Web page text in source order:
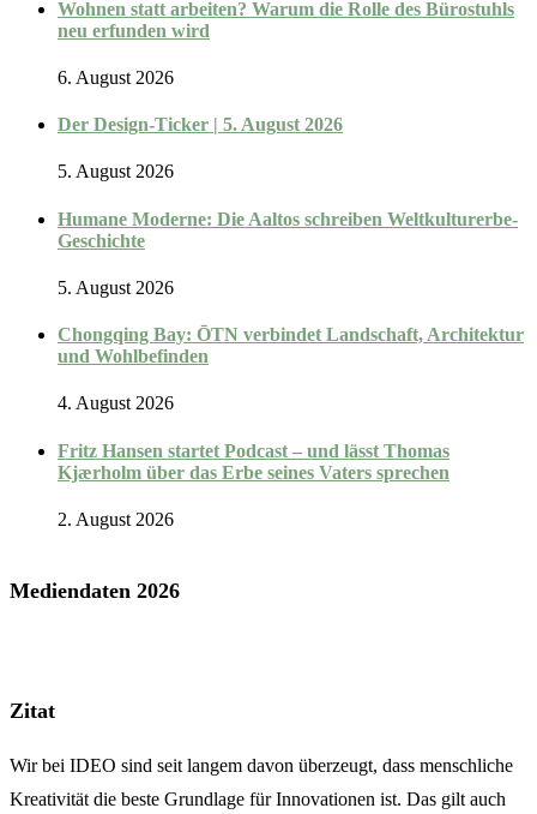
Wohnen statt arbeiten? Warum die Rolle des Bürostuhls
neu erfunden wird
6. August 2026
Der Design-Ticker | 5. August 2026
5. August 2026
Humane Moderne: Die Aaltos schreiben Weltkulturerbe-
Geschichte
5. August 2026
Chongqing Bay: ŌTN verbindet Landschaft, Architektur
und Wohlbefinden
4. August 2026
Fritz Hansen startet Podcast – und lässt Thomas
Kjærholm über das Erbe seines Vaters sprechen
2. August 2026
Mediendaten 2026
Zitat
Wir bei IDEO sind seit langem davon überzeugt, dass menschliche
Kreativität die beste Grundlage für Innovationen ist. Das gilt auch